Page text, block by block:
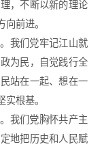
，不断以新的理论
前进。
们党牢记江山就
为民，自觉践行全
站在一起、想在一
根基。
们党胸怀共产主
地把历史和人民赋